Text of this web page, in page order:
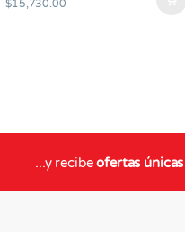
$15,730.00
...y recibeofertas únicas